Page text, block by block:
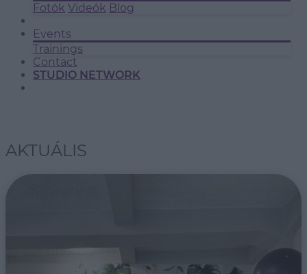
Fotók Videók Blog
Events
Trainings
Contact
STUDIO NETWORK
AKTUÁLIS